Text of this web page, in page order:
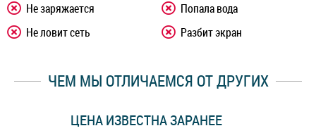
Не заряжается
Не ловит сеть
Попала вода
Разбит экран
ЧЕМ МЫ ОТЛИЧАЕМСЯ ОТ ДРУГИХ
ЦЕНА ИЗВЕСТНА ЗАРАНЕЕ